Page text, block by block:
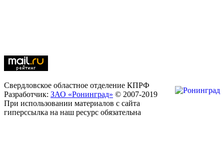
Свердловское областное отделение КПРФ
Разработчик: ЗАО «Ронинград» © 2007-2019
При использовании материалов с сайта
гиперссылка на наш ресурс обязательна